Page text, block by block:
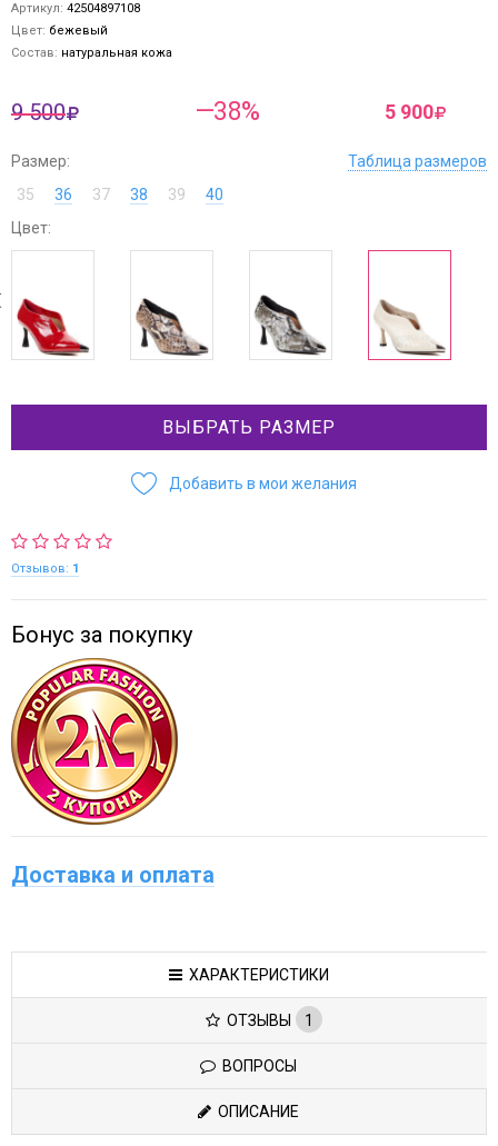
Артикул: 42504897108
Цвет: бежевый
Состав: натуральная кожа
9 500 —38% 5 900
Размер:
Таблица размеров
35
36 37 38 39
40
Цвет:
ВЫБРАТЬ РАЗМЕР
Добавить в мои желания
Отзывов: 1
Бонус за покупку
Доставка и оплата
ХАРАКТЕРИСТИКИ
ОТЗЫВЫ 1
ВОПРОСЫ
ОПИСАНИЕ